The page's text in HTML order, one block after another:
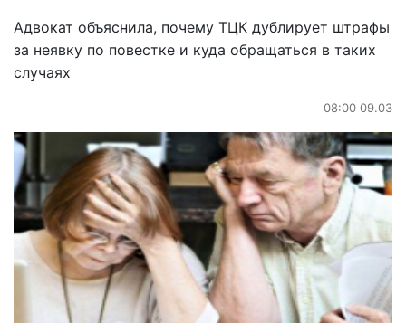
Адвокат объяснила, почему ТЦК дублирует штрафы
за неявку по повестке и куда обращаться в таких
случаях
08:00 09.03